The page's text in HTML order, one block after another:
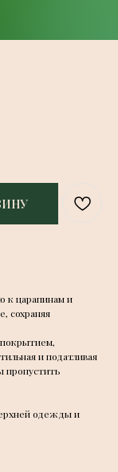
к царапинам и
сохраняя
и податливая
пропустить
одежды и